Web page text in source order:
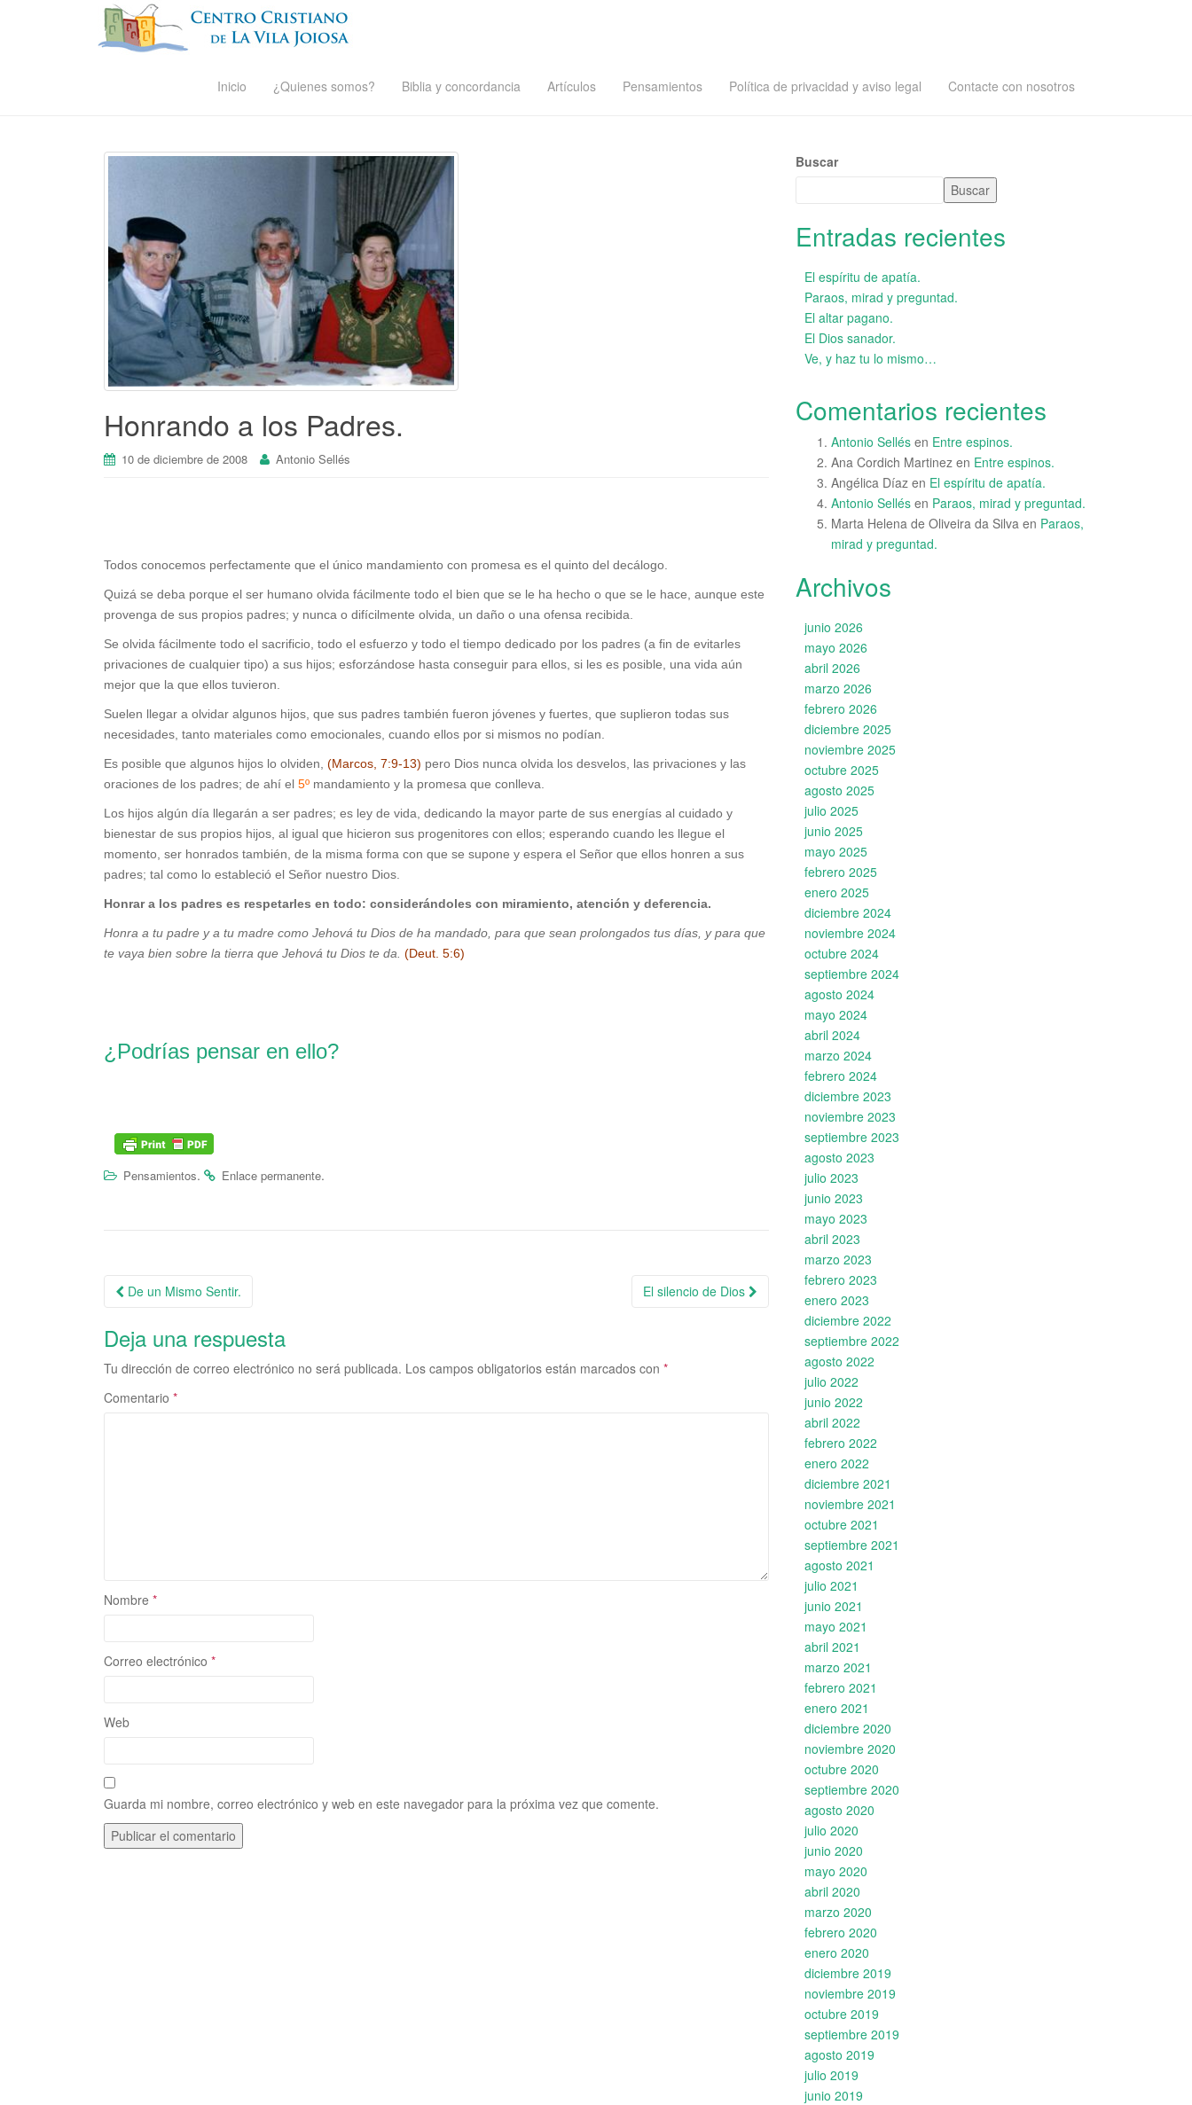
Inicio ¿Quienes somos? Biblia y concordancia Artículos Pensamientos Política de privacidad y aviso legal Contacte con nosotros
Honrando a los Padres.
10 de diciembre de 2008 Antonio Sellés
Todos conocemos perfectamente que el único mandamiento con promesa es el quinto del decálogo.
Quizá se deba porque el ser humano olvida fácilmente todo el bien que se le ha hecho o que se le hace, aunque este
provenga de sus propios padres; y nunca o difícilmente olvida, un daño o una ofensa recibida.
Se olvida fácilmente todo el sacrificio, todo el esfuerzo y todo el tiempo dedicado por los padres (a fin de evitarles
privaciones de cualquier tipo) a sus hijos; esforzándose hasta conseguir para ellos, si les es posible, una vida aún
mejor que la que ellos tuvieron.
Suelen llegar a olvidar algunos hijos, que sus padres también fueron jóvenes y fuertes, que suplieron todas sus
necesidades, tanto materiales como emocionales, cuando ellos por si mismos no podían.
Es posible que algunos hijos lo olviden, (Marcos, 7:9-13) pero Dios nunca olvida los desvelos, las privaciones y las
oraciones de los padres; de ahí el 5º mandamiento y la promesa que conlleva.
Los hijos algún día llegarán a ser padres; es ley de vida, dedicando la mayor parte de sus energías al cuidado y
bienestar de sus propios hijos, al igual que hicieron sus progenitores con ellos; esperando cuando les llegue el
momento, ser honrados también, de la misma forma con que se supone y espera el Señor que ellos honren a sus
padres; tal como lo estableció el Señor nuestro Dios.
Honrar a los padres es respetarles en todo: considerándoles con miramiento, atención y deferencia.
Honra a tu padre y a tu madre como Jehová tu Dios de ha mandado, para que sean prolongados tus días, y para que
te vaya bien sobre la tierra que Jehová tu Dios te da. (Deut. 5:6)
¿Podrías pensar en ello?
Pensamientos. Enlace permanente.
Navegación de la entrada
De un Mismo Sentir. El silencio de Dios
Deja una respuesta
Tu dirección de correo electrónico no será publicada. Los campos obligatorios están marcados con *
Comentario *
Nombre *
Correo electrónico *
Web
Guarda mi nombre, correo electrónico y web en este navegador para la próxima vez que comente.
Buscar
Buscar
Entradas recientes
El espíritu de apatía.
Paraos, mirad y preguntad.
El altar pagano.
El Dios sanador.
Ve, y haz tu lo mismo…
Comentarios recientes
Antonio Sellés en Entre espinos.
Ana Cordich Martinez en Entre espinos.
Angélica Díaz en El espíritu de apatía.
Antonio Sellés en Paraos, mirad y preguntad.
Marta Helena de Oliveira da Silva en Paraos,
mirad y preguntad.
Archivos
junio 2026
mayo 2026
abril 2026
marzo 2026
febrero 2026
diciembre 2025
noviembre 2025
octubre 2025
agosto 2025
julio 2025
junio 2025
mayo 2025
febrero 2025
enero 2025
diciembre 2024
noviembre 2024
octubre 2024
septiembre 2024
agosto 2024
mayo 2024
abril 2024
marzo 2024
febrero 2024
diciembre 2023
noviembre 2023
septiembre 2023
agosto 2023
julio 2023
junio 2023
mayo 2023
abril 2023
marzo 2023
febrero 2023
enero 2023
diciembre 2022
septiembre 2022
agosto 2022
julio 2022
junio 2022
abril 2022
febrero 2022
enero 2022
diciembre 2021
noviembre 2021
octubre 2021
septiembre 2021
agosto 2021
julio 2021
junio 2021
mayo 2021
abril 2021
marzo 2021
febrero 2021
enero 2021
diciembre 2020
noviembre 2020
octubre 2020
septiembre 2020
agosto 2020
julio 2020
junio 2020
mayo 2020
abril 2020
marzo 2020
febrero 2020
enero 2020
diciembre 2019
noviembre 2019
octubre 2019
septiembre 2019
agosto 2019
julio 2019
junio 2019